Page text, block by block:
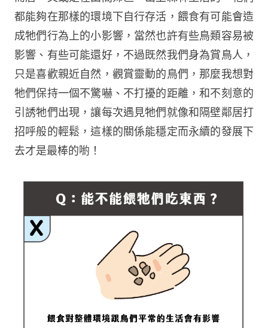
都能夠在那樣的環境下自行存活，餵食有可能會造
成牠們行為上的小影響，當然也許有些鳥類容易被
影響、有些可能還好，不過既然我們身為賞鳥人，
只是喜歡親近自然，觀賞靈動的鳥們，那麼我想對
牠們保持一個不驚嚇、不打擾的距離，和不刻意的
引誘牠們出現，讓每次遇見牠們就像和隔壁鄰居打
招呼般的輕鬆，這樣的關係能穩定而永續的發展下
去才是最棒的喲！